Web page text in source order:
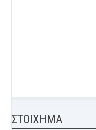
ΣΤΟΙΧΗΜΑ